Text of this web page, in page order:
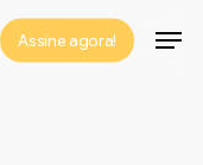
Assine agora!